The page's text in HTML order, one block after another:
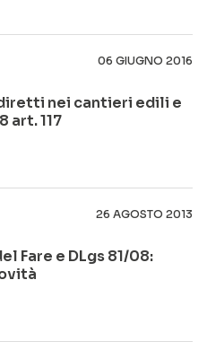
06 GIUGNO 2016
nei cantieri edili e
art. 117
26 AGOSTO 2013
Fare e DLgs 81/08: